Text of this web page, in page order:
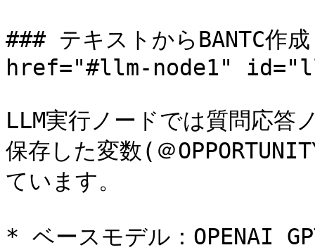
### テキストからBANTC作
href="#llm-node1"
LLM実行ノードでは質問応答
保存した変数(＠
ています。
* ベースモデル：OPENAI